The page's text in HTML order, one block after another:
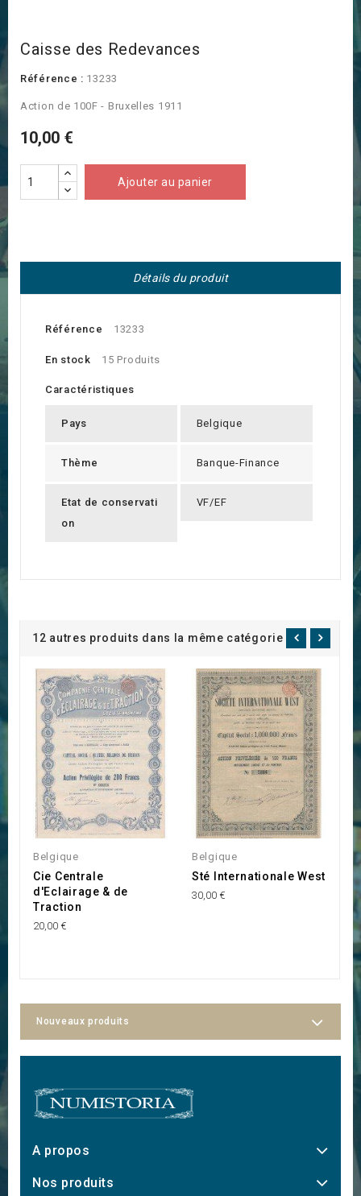
Caisse des Redevances
Référence : 13233
Action de 100F - Bruxelles 1911
10,00 €
Ajouter au panier
Détails du produit
Référence 13233
En stock 15 Produits
Caractéristiques
Pays Belgique
Thème Banque-Finance
Etat de conservati
on
VF/EF
12 autres produits dans la même catégorie :
Belgique
Cie Centrale
d'Eclairage & de
Traction
20,00 €
Belgique
Sté Internationale West
30,00 €
Nouveaux produits
A propos
Nos produits